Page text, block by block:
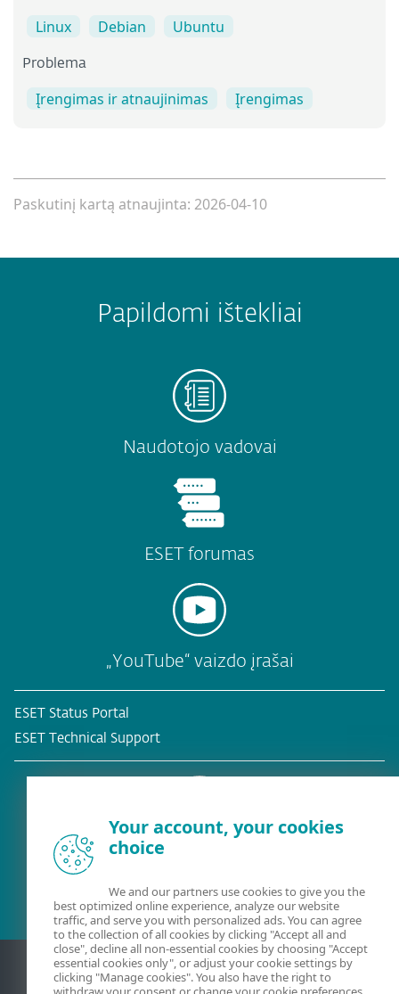
Linux Debian Ubuntu
Problema
Įrengimas ir atnaujinimas Įrengimas
Paskutinį kartą atnaujinta: 2026-04-10
Papildomi ištekliai
Naudotojo vadovai
ESET forumas
„YouTube“ vaizdo įrašai
ESET Status Portal
ESET Technical Support
Esamas klientas?
Your account, your cookies
choice
We and our partners use cookies to give you the
best optimized online experience, analyze our website
traffic, and serve you with personalized ads. You can agree
to the collection of all cookies by clicking "Accept all and
close", decline all non-essential cookies by choosing "Accept
essential cookies only", or adjust your cookie settings by
clicking "Manage cookies". You also have the right to